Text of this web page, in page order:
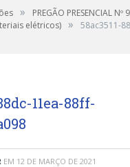
»
PREGÃO PRESENCIAL
elétricos) »
58ac3511-
11ea-88ff-
EM 12 DE MARÇO DE 2021